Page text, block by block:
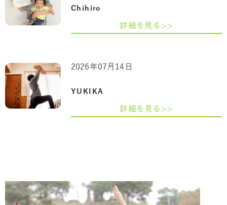
Chihiro
詳細を見る>>
YUKIKA
2026年07月14日
詳細を見る>>